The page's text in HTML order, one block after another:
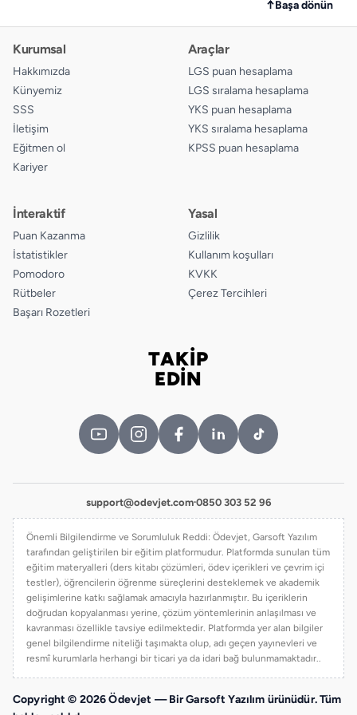
↑Başa dönün
Kurumsal
Hakkımızda
Künyemiz
SSS
İletişim
Eğitmen ol
Kariyer
Araçlar
LGS puan hesaplama
LGS sıralama hesaplama
YKS puan hesaplama
YKS sıralama hesaplama
KPSS puan hesaplama
İnteraktif
Puan Kazanma
İstatistikler
Pomodoro
Rütbeler
Başarı Rozetleri
Yasal
Gizlilik
Kullanım koşulları
KVKK
Çerez Tercihleri
TAKİP
EDİN
support@odevjet.com·0850 303 52 96
Önemli Bilgilendirme ve Sorumluluk Reddi: Ödevjet, Garsoft Yazılım
tarafından geliştirilen bir eğitim platformudur. Platformda sunulan tüm
eğitim materyalleri (ders kitabı çözümleri, ödev içerikleri ve çevrim içi
testler), öğrencilerin öğrenme süreçlerini desteklemek ve akademik
gelişimlerine katkı sağlamak amacıyla hazırlanmıştır. Bu içeriklerin
doğrudan kopyalanması yerine, çözüm yöntemlerinin anlaşılması ve
kavranması özellikle tavsiye edilmektedir. Platformda yer alan bilgiler
genel bilgilendirme niteliği taşımakta olup, adı geçen yayınevleri ve
resmî kurumlarla herhangi bir ticari ya da idari bağ bulunmamaktadır..
Copyright © 2026 Ödevjet — Bir Garsoft Yazılım ürünüdür. Tüm